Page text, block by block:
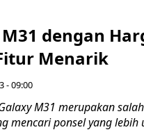
dengan
Menarik
- 09:00
Galaxy M31 merupakan
mencari ponsel yang lebih